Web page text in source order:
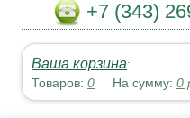
+7 (343)
Ваша корзина:
Товаров:0 На сумму:0